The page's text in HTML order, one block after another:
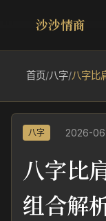
沙沙情商
首页/八字/八字比
八字 2026-
八字比
组合解